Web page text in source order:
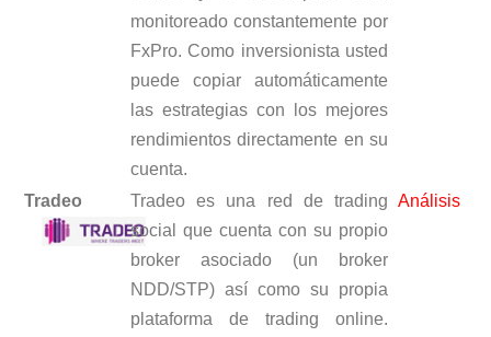
monitoreado constantemente por
FxPro. Como inversionista usted
puede copiar automáticamente
las estrategias con los mejores
rendimientos directamente en su
cuenta.
Tradeo
Tradeo es una red de trading
social que cuenta con su propio
broker asociado (un broker
NDD/STP) así como su propia
plataforma de trading online.
Análisis